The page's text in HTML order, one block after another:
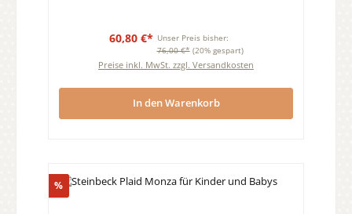
60,80 €* Unser Preis bisher:
76,00 €* (20% gespart)
Preise inkl. MwSt. zzgl. Versandkosten
In den Warenkorb
%Rabatt